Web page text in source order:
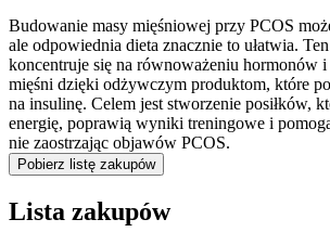
Budowanie masy mięśniowej przy PCOS
ale odpowiednia dieta znacznie to ułatwia.
koncentruje się na równoważeniu hormonów
mięśni dzięki odżywczym produktom, które
na insulinę. Celem jest stworzenie posiłków,
energię, poprawią wyniki treningowe i
nie zaostrzając objawów PCOS.
Pobierz listę zakupów
Lista zakupów